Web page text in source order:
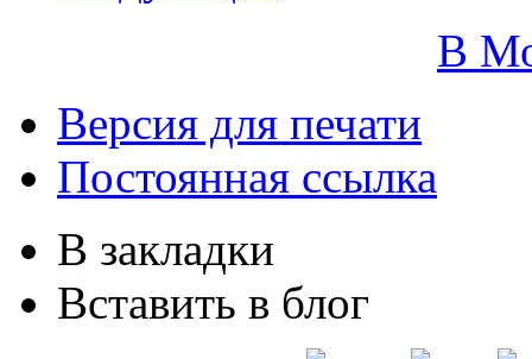
В
Версия для печати
Постоянная ссылка
В закладки
Вставить в блог